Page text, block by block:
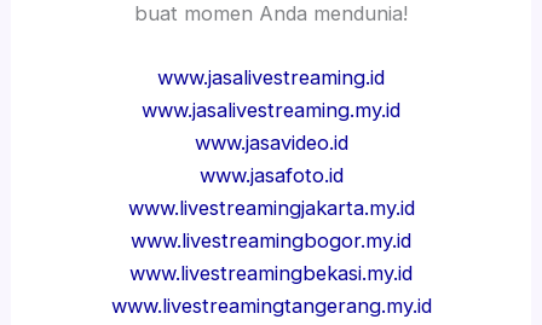
buat momen Anda mendunia!
www.jasalivestreaming.id
www.jasalivestreaming.my.id
www.jasavideo.id
www.jasafoto.id
www.livestreamingjakarta.my.id
www.livestreamingbogor.my.id
www.livestreamingbekasi.my.id
www.livestreamingtangerang.my.id